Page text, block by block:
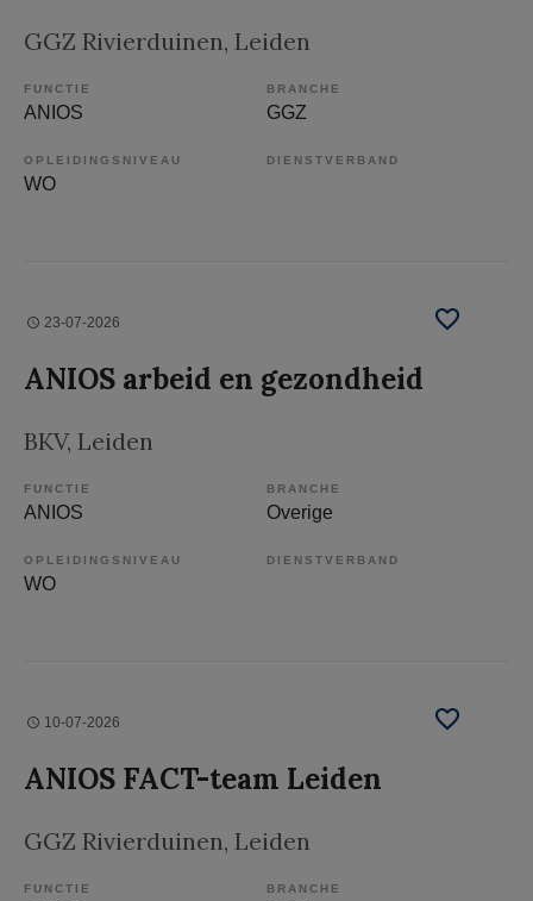
GGZ Rivierduinen, Leiden
FUNCTIE
ANIOS
BRANCHE
GGZ
OPLEIDINGSNIVEAU
WO
DIENSTVERBAND
23-07-2026
ANIOS arbeid en gezondheid
BKV, Leiden
FUNCTIE
ANIOS
BRANCHE
Overige
OPLEIDINGSNIVEAU
WO
DIENSTVERBAND
10-07-2026
ANIOS FACT-team Leiden
GGZ Rivierduinen, Leiden
FUNCTIE BRANCHE